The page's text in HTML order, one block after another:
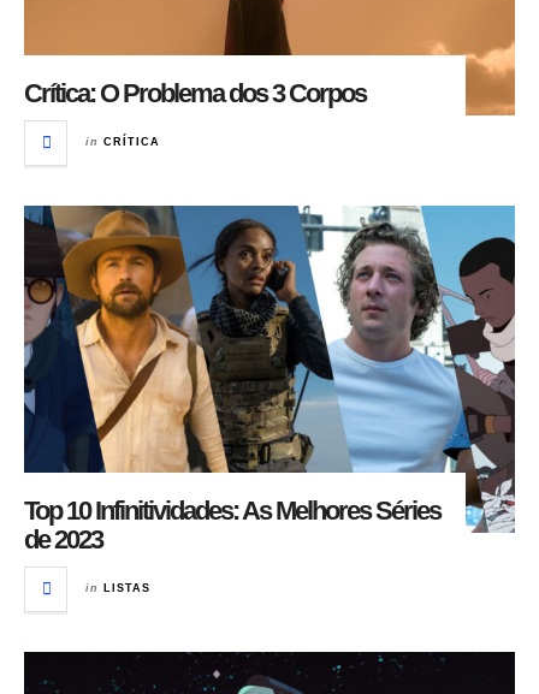
Crítica: O Problema dos 3 Corpos
in CRÍTICA
Top 10 Infinitividades: As Melhores Séries
de 2023
in LISTAS